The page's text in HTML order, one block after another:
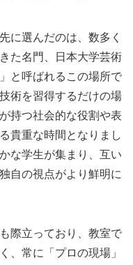
に選んだのは、数多く
た名門、日本大学芸術
と呼ばれるこの場所で
術を習得するだけの場
持つ社会的な役割や表
貴重な時間となりまし
な学生が集まり、互い
自の視点がより鮮明に
際立っており、教室で
、常に「プロの現場」